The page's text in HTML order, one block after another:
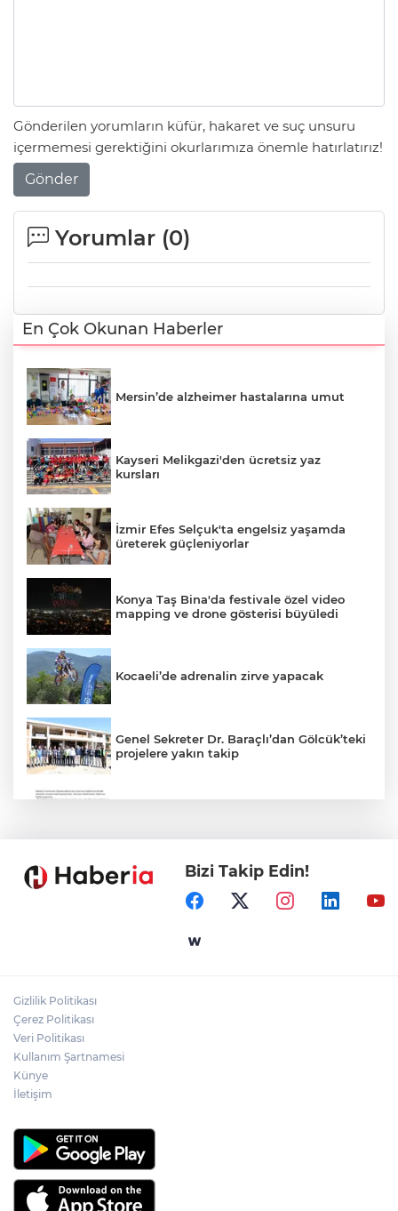
Gönderilen yorumların küfür, hakaret ve suç unsuru
içermemesi gerektiğini okurlarımıza önemle hatırlatırız!
Gönder
Yorumlar (0)
En Çok Okunan Haberler
Mersin’de alzheimer hastalarına umut
Kayseri Melikgazi'den ücretsiz yaz
kursları
İzmir Efes Selçuk'ta engelsiz yaşamda
üreterek güçleniyorlar
Konya Taş Bina'da festivale özel video
mapping ve drone gösterisi büyüledi
Kocaeli’de adrenalin zirve yapacak
Genel Sekreter Dr. Baraçlı’dan Gölcük’teki
projelere yakın takip
Mersin Sinema Ofisi Avrupa’nın djital
İstanbul İtfaiyesi’nden yangın riskine
Bizi Takip Edin!
Gizlilik Politikası
Çerez Politikası
Veri Politikası
Kullanım Şartnamesi
Künye
İletişim